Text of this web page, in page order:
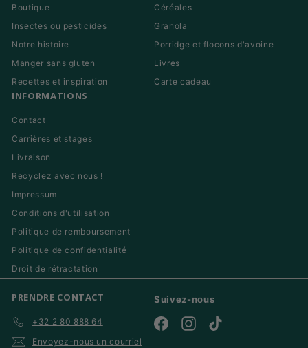
Boutique
Insectes ou pesticides
Notre histoire
Manger sans gluten
Recettes et inspiration
Céréales
Granola
Porridge et flocons d'avoine
Livres
Carte cadeau
INFORMATIONS
Contact
Carrières et stages
Livraison
Recyclez avec nous !
Impressum
Conditions d'utilisation
Politique de remboursement
Politique de confidentialité
Droit de rétractation
PRENDRE CONTACT
+32 2 80 888 64
Envoyez-nous un courriel
Suivez-nous
FacebookInstagram